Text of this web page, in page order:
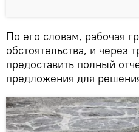
По его словам, рабочая
обстоятельства, и через
предоставить полный
предложения для